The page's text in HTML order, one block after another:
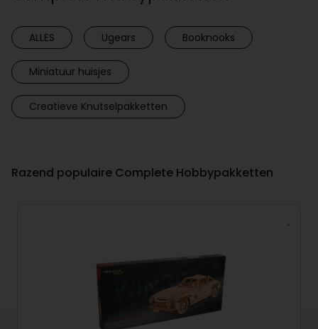
ALLES Ugears Booknooks
Miniatuur huisjes
Creatieve Knutselpakketten
Razend populaire Complete Hobbypakketten